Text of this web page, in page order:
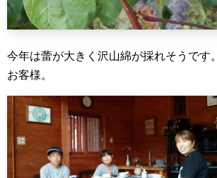
今年は蕾が大きく沢山綿が採れそうです。
お客様。